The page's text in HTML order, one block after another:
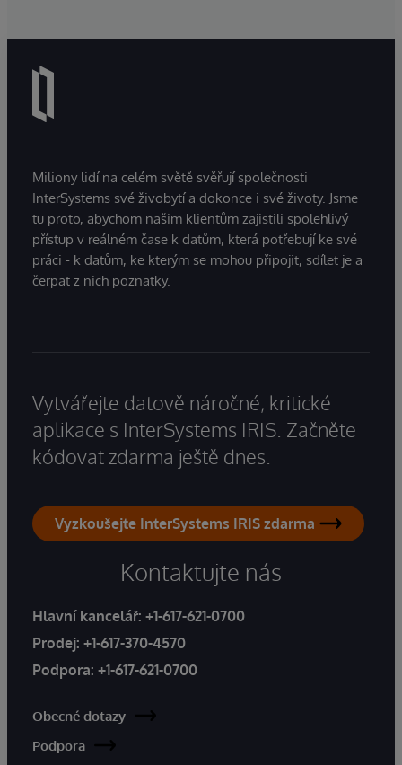
Miliony lidí na celém světě svěřují společnosti
InterSystems své živobytí a dokonce i své životy. Jsme
tu proto, abychom našim klientům zajistili spolehlivý
přístup v reálném čase k datům, která potřebují ke své
práci - k datům, ke kterým se mohou připojit, sdílet je a
čerpat z nich poznatky.
Vytvářejte datově náročné, kritické
aplikace s InterSystems IRIS. Začněte
kódovat zdarma ještě dnes.
Vyzkoušejte InterSystems IRIS zdarma
Kontaktujte nás
Hlavní kancelář: +1-617-621-0700
Prodej: +1-617-370-4570
Podpora: +1-617-621-0700
Obecné dotazy
Podpora